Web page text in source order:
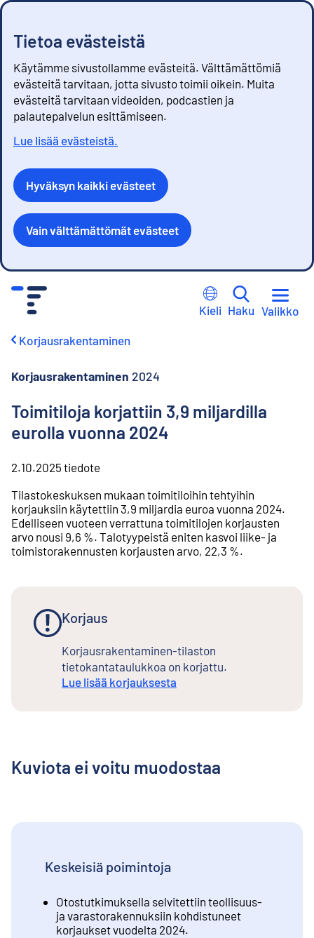
Tietoa evästeistä
Käytämme sivustollamme evästeitä. Välttämättömiä
evästeitä tarvitaan, jotta sivusto toimii oikein. Muita
evästeitä tarvitaan videoiden, podcastien ja
palautepalvelun esittämiseen.
Lue lisää evästeistä.
Hyväksyn kaikki evästeet
Vain välttämättömät evästeet
Kieli Haku Valikko
Korjausrakentaminen
Korjausrakentaminen 2024
Toimitiloja korjattiin 3,9 miljardilla
eurolla vuonna 2024
2.10.2025 tiedote
Tilastokeskuksen mukaan toimitiloihin tehtyihin
korjauksiin käytettiin 3,9 miljardia euroa vuonna 2024.
Edelliseen vuoteen verrattuna toimitilojen korjausten
arvo nousi 9,6 %. Talotyypeistä eniten kasvoi liike- ja
toimistorakennusten korjausten arvo, 22,3 %.
Korjaus
Korjausrakentaminen-tilaston
tietokantataulukkoa on korjattu.
Lue lisää korjauksesta
Kuviota ei voitu muodostaa
Keskeisiä poimintoja
Otostutkimuksella selvitettiin teollisuus-
ja varastorakennuksiin kohdistuneet
korjaukset vuodelta 2024.